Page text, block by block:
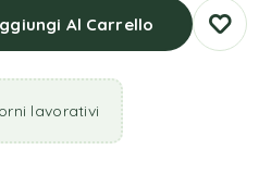
Al Carrello
lavorativi